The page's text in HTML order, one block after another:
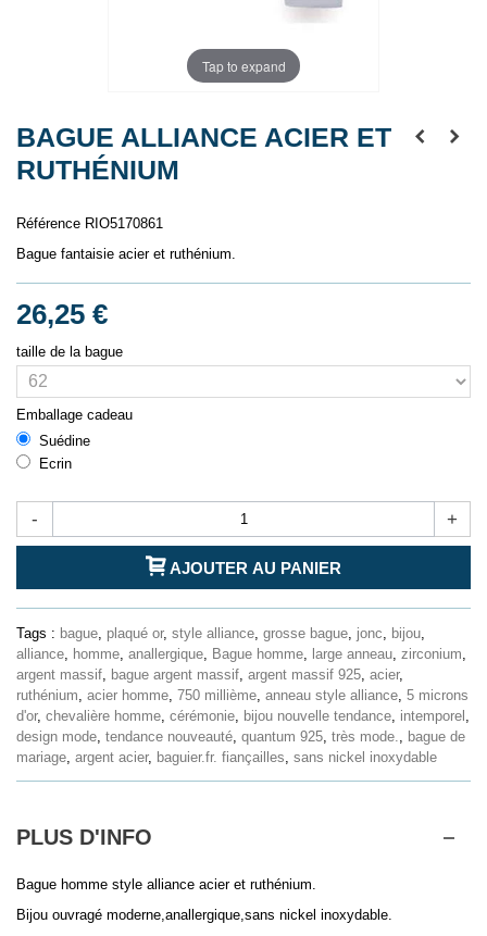
Tap to expand
BAGUE ALLIANCE ACIER ET
RUTHÉNIUM
Référence RIO5170861
Bague fantaisie acier et ruthénium.
26,25 €
taille de la bague
Emballage cadeau
Suédine
Ecrin
- +
AJOUTER AU PANIER
Tags : bague, plaqué or, style alliance, grosse bague, jonc, bijou,
alliance, homme, anallergique, Bague homme, large anneau, zirconium,
argent massif, bague argent massif, argent massif 925, acier,
ruthénium, acier homme, 750 millième, anneau style alliance, 5 microns
d'or, chevalière homme, cérémonie, bijou nouvelle tendance, intemporel ,
design mode, tendance nouveauté, quantum 925, très mode., bague de
mariage, argent acier, baguier.fr. fiançailles, sans nickel inoxydable
PLUS D'INFO
Bague homme style alliance acier et ruthénium.
Bijou ouvragé moderne,anallergique,sans nickel inoxydable.